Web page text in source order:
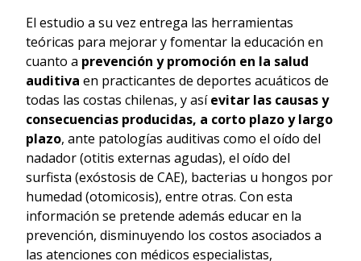
El estudio a su vez entrega las herramientas
teóricas para mejorar y fomentar la educación en
cuanto a prevención y promoción en la salud
auditiva en practicantes de deportes acuáticos de
todas las costas chilenas, y asíevitar las causas y
consecuencias producidas, a corto plazo y largo
plazo, ante patologías auditivas como el oído del
nadador (otitis externas agudas), el oído del
surfista (exóstosis de CAE), bacterias u hongos por
humedad (otomicosis), entre otras. Con esta
información se pretende además educar en la
prevención, disminuyendo los costos asociados a
las atenciones con médicos especialistas,